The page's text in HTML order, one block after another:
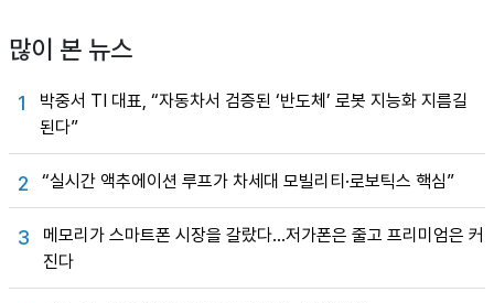
많이 본 뉴스
1
박중서 TI 대표, “자동차서 검증된 ‘반도체’ 로봇 지능화 지름길
된다”
2 “실시간 액추에이션 루프가 차세대 모빌리티·로보틱스 핵심”
3
메모리가 스마트폰 시장을 갈랐다…저가폰은 줄고 프리미엄은 커
진다